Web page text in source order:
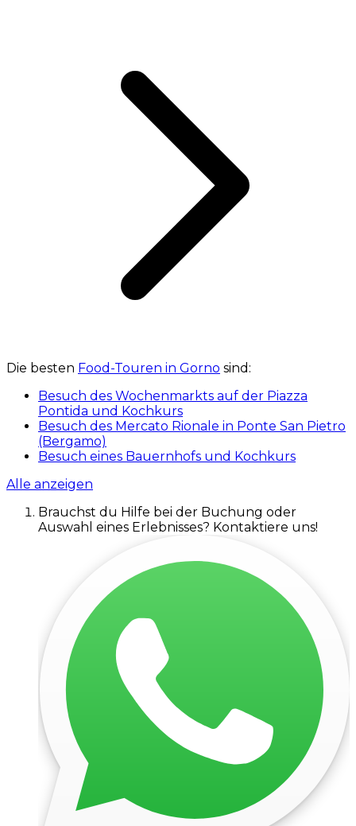
Die besten Food-Touren in Gorno sind:
Besuch des Wochenmarkts auf der Piazza
Pontida und Kochkurs
Besuch des Mercato Rionale in Ponte San Pietro
(Bergamo)
Besuch eines Bauernhofs und Kochkurs
Alle anzeigen
Brauchst du Hilfe bei der Buchung oder
Auswahl eines Erlebnisses? Kontaktiere uns!